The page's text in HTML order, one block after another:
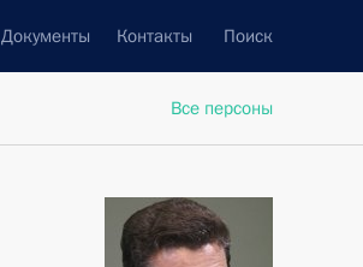
Документы Контакты Поиск
Все персоны